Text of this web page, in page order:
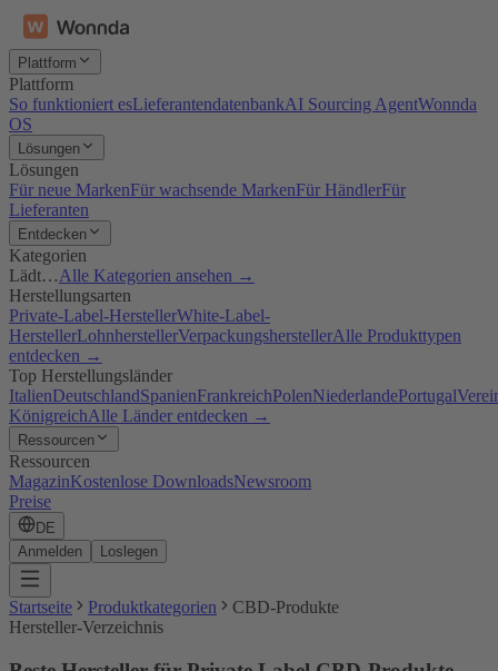
Plattform
Plattform
So funktioniert esLieferantendatenbankAI Sourcing AgentWonnda
OS
Lösungen
Lösungen
Für neue MarkenFür wachsende MarkenFür HändlerFür
Lieferanten
Entdecken
Kategorien
Lädt…Alle Kategorien ansehen →
Herstellungsarten
Private-Label-HerstellerWhite-Label-
HerstellerLohnherstellerVerpackungsherstellerAlle Produkttypen
entdecken →
Top Herstellungsländer
ItalienDeutschlandSpanienFrankreichPolenNiederlandePortugal
KönigreichAlle Länder entdecken →
Ressourcen
Ressourcen
MagazinKostenlose DownloadsNewsroom
Preise
DE
Anmelden
Loslegen
Startseite Produktkategorien
CBD-Produkte
Hersteller-Verzeichnis